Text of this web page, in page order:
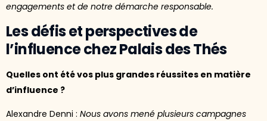
engagements et de notre démarche responsable.
Les défis et perspectives de
l’influence chez Palais des Thés
Quelles ont été vos plus grandes réussites en matière
d’influence ?
Alexandre Denni : Nous avons mené plusieurs campagnes